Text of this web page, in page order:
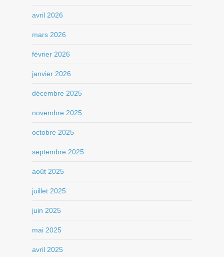
avril 2026
mars 2026
février 2026
janvier 2026
décembre 2025
novembre 2025
octobre 2025
septembre 2025
août 2025
juillet 2025
juin 2025
mai 2025
avril 2025